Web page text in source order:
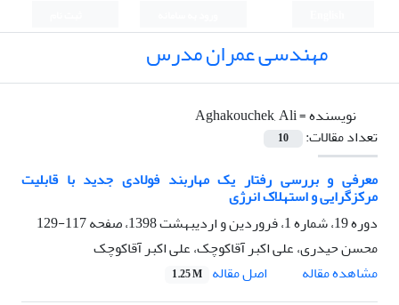
مهندسی عمران مدرس
نویسنده =Aghakouchek, Ali
تعداد مقالات:
10
معرفی و بررسی رفتار یک مهاربند فولادی جدید با قابلیت
مرکزگرایی و استهلاک انرژی
دوره 19، شماره 1، فروردین و اردیبهشت 1398، صفحه
117-129
محسن حیدری، علی اکبر آقاکوچک، علی اکبر آقاکوچک
مشاهده مقاله
اصل مقاله 1.25 M